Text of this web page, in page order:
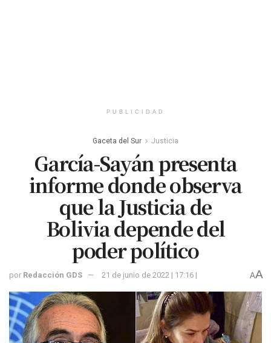
PUBLICIDAD
Gaceta del Sur Justicia
García-Sayán presenta
informe donde observa
que la Justicia de
Bolivia depende del
poder político
por Redacción GDS 21 de junio de 2022 | 17:16 | AA